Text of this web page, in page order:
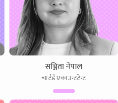
सञ्जिता नेपाल
चार्टर्ड एकाउन्टटेन्ट